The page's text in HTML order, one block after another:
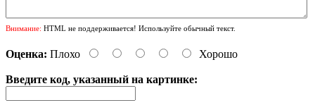
Внимание: HTML не поддерживается! Используйте обычный текст.
Оценка: Плохо Хорошо
Введите код, указанный на картинке: